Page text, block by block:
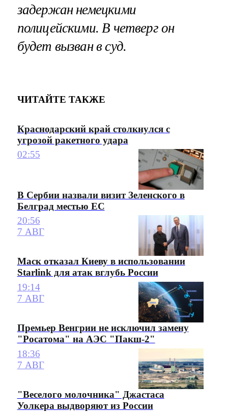
задержан немецкими
полицейскими. В четверг он
будет вызван в суд.
ЧИТАЙТЕ ТАКЖЕ
Краснодарский край столкнулся с
угрозой ракетного удара
02:55
В Сербии назвали визит Зеленского в
Белград местью ЕС
20:56
7 АВГ
Маск отказал Киеву в использовании
Starlink для атак вглубь России
19:14
7 АВГ
Премьер Венгрии не исключил замену
"Росатома" на АЭС "Пакш-2"
18:36
7 АВГ
"Веселого молочника" Джастаса
Уолкера выдворяют из России